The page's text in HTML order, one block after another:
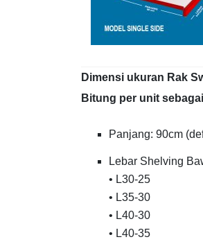
Dimensi ukuran Rak
Bitung per unit
Panjang: 90cm
Lebar Shelving
• L30-25
• L35-30
• L40-30
• L40-35